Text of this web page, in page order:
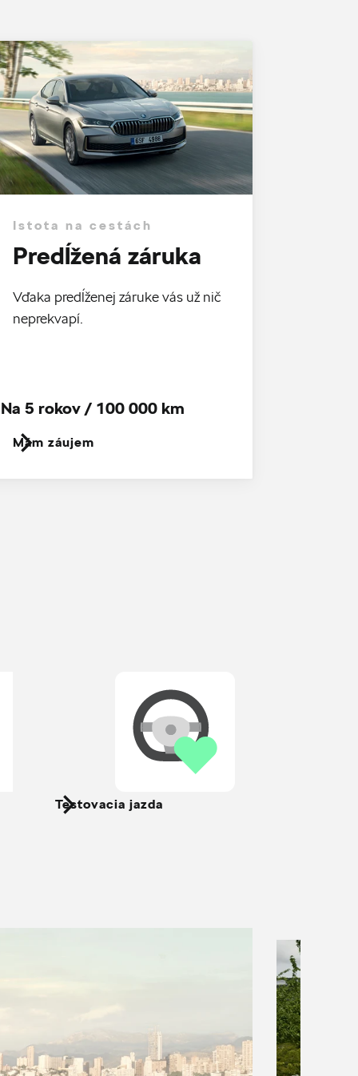
Istota na cestách
Predĺžená záruka
Vďaka predĺženej záruke vás už nič
neprekvapí.
Mám záujem
Na 5 rokov / 100 000 km
Testovacia jazda